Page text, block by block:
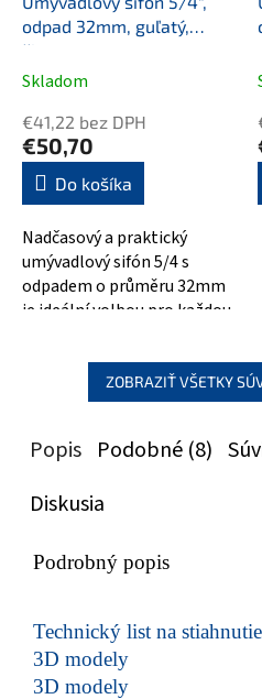
odpad 32mm, guľatý,
čierna mat
Skladom
€41,22 bez DPH
€50,70
Do košíka
Nadčasový a praktický
umývadlový sifón 5/4 s
odpadem o průměru 32mm
je ideální volbou pro každou
guľatý tvar a...
ZOBRAZIŤ VŠETKY
Popis Podobné (8)
Diskusia
Podrobný popis
Technický list na
3D modely
3D modely